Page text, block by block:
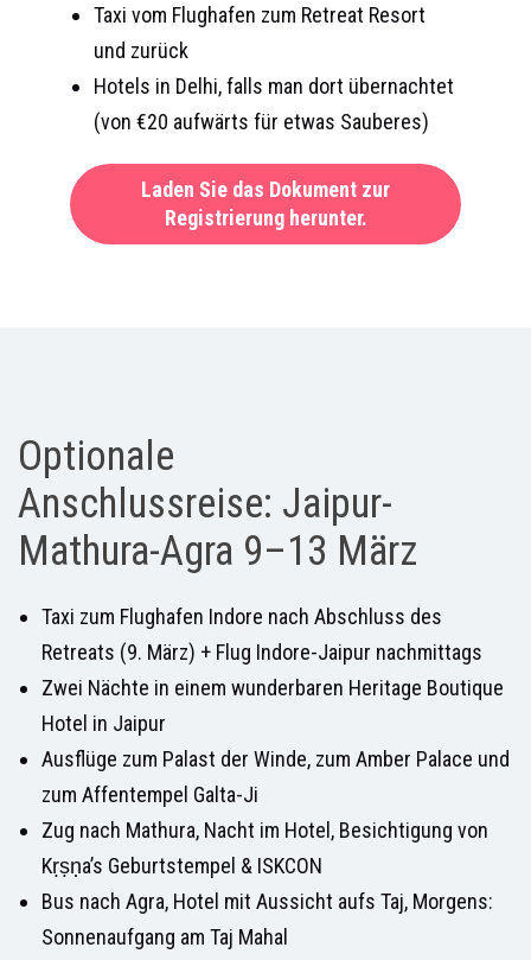
Taxi vom Flughafen zum Retreat Resort
und zurück
Hotels in Delhi, falls man dort übernachtet
(von €20 aufwärts für etwas Sauberes)
Laden Sie das Dokument zur
Registrierung herunter.
Optionale
Anschlussreise: Jaipur-
Mathura-Agra 9–13 März
Taxi zum Flughafen Indore nach Abschluss des
Retreats (9. März) + Flug Indore-Jaipur nachmittags
Zwei Nächte in einem wunderbaren Heritage Boutique
Hotel in Jaipur
Ausflüge zum Palast der Winde, zum Amber Palace und
zum Affentempel Galta-Ji
Zug nach Mathura, Nacht im Hotel, Besichtigung von
Kṛṣṇa’s Geburtstempel & ISKCON
Bus nach Agra, Hotel mit Aussicht aufs Taj, Morgens:
Sonnenaufgang am Taj Mahal